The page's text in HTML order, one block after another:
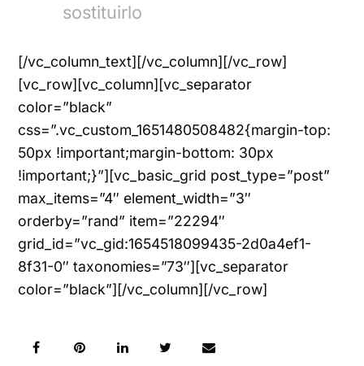
sostituirlo
[/vc_column_text][/vc_column][/vc_row]
[vc_row][vc_column][vc_separator
color=”black”
css=”.vc_custom_1651480508482{margin-top:
50px !important;margin-bottom: 30px
!important;}”][vc_basic_grid post_type=”post”
max_items=”4″ element_width=”3″
orderby=”rand” item=”22294″
grid_id=”vc_gid:1654518099435-2d0a4ef1-
8f31-0″ taxonomies=”73″][vc_separator
color=”black”][/vc_column][/vc_row]